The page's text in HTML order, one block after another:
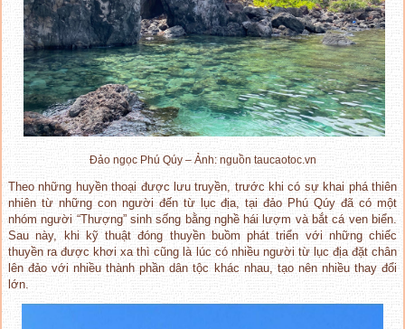
Đảo ngọc Phú Qúy – Ảnh: nguồn taucaotoc.vn
Theo những huyền thoại được lưu truyền, trước khi có sự khai phá thiên
nhiên từ những con người đến từ lục địa, tại đảo Phú Qúy đã có một
nhóm người “Thượng” sinh sống bằng nghề hái lượm và bắt cá ven biển.
Sau này, khi kỹ thuật đóng thuyền buồm phát triển với những chiếc
thuyền ra được khơi xa thì cũng là lúc có nhiều người từ lục địa đặt chân
lên đảo với nhiều thành phần dân tộc khác nhau, tạo nên nhiều thay đổi
lớn.